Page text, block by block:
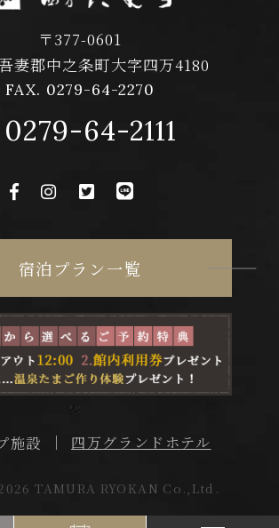
〒377-0601
妻郡中之条町大字四万4180
FAX. 0279-64-2270
0279-64-2111
宿泊プラン一覧
施設 四万グランドホテル
TAMURA RYOKAN Co.,Ltd.